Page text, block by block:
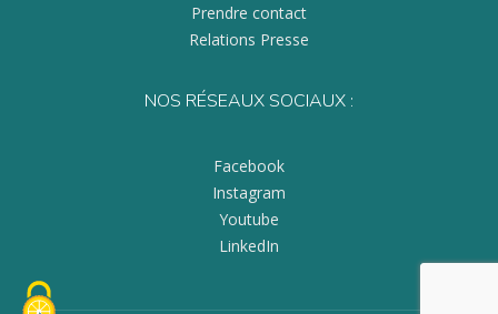
Prendre contact
Relations Presse
NOS RÉSEAUX SOCIAUX :
Facebook
Instagram
Youtube
LinkedIn